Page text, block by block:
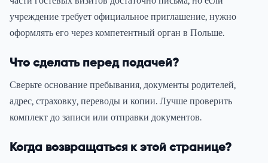
учреждение требует официальное приглашение, нужно
оформлять его через компетентный орган в Польше.
Что сделать перед подачей?
Сверьте основание пребывания, документы родителей,
адрес, страховку, переводы и копии. Лучше проверить
комплект до записи или отправки документов.
Когда возвращаться к этой странице?